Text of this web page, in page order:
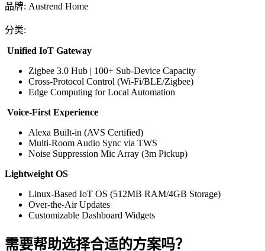
品牌: Austrend Home
分类:
Unified IoT Gateway
Zigbee 3.0 Hub | 100+ Sub-Device Capacity
Cross-Protocol Control (Wi-Fi/BLE/Zigbee)
Edge Computing for Local Automation
Voice-First Experience
Alexa Built-in (AVS Certified)
Multi-Room Audio Sync via TWS
Noise Suppression Mic Array (3m Pickup)
Lightweight OS
Linux-Based IoT OS (512MB RAM/4GB Storage)
Over-the-Air Updates
Customizable Dashboard Widgets
需要帮助选择合适的方案吗？